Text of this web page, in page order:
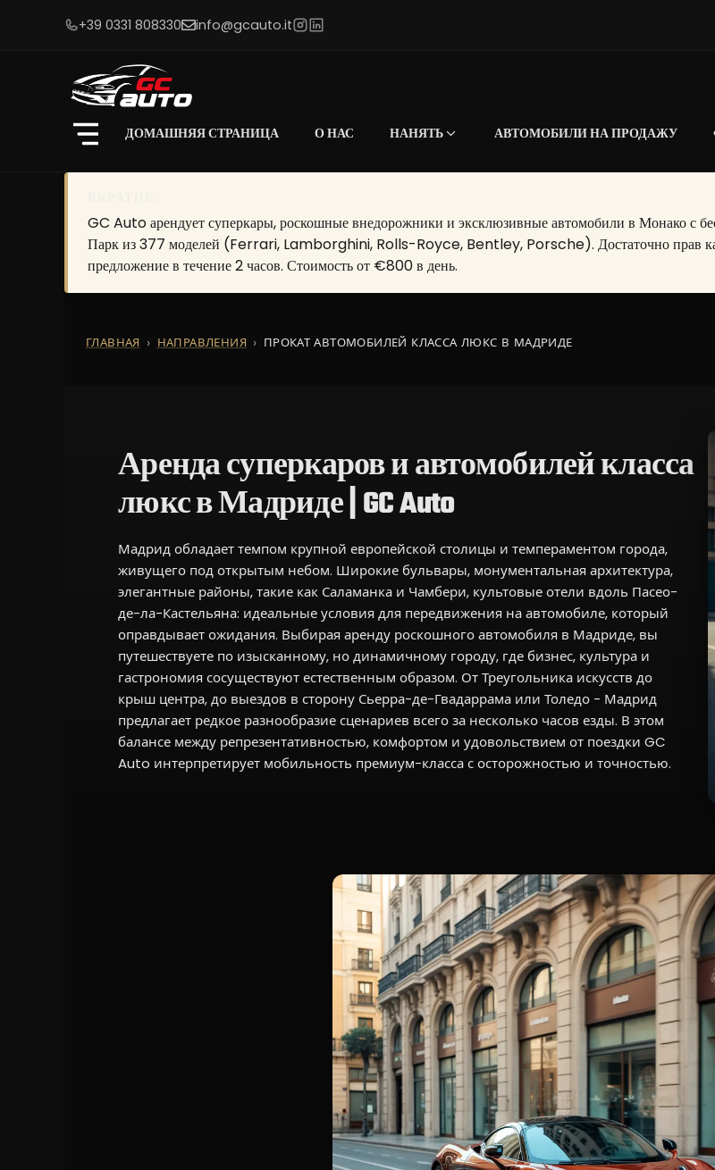
+39 0331 808330 info@gcauto.it
ДОМАШНЯЯ СТРАНИЦА О НАС НАНЯТЬ АВТОМОБИЛИ НА ПРОДАЖУ
GC Auto арендует суперкары, роскошные внедорожники и эксклюзивные автомобили в Монако с
Парк из 377 моделей (Ferrari, Lamborghini, Rolls-Royce, Bentley, Porsche). Достаточно прав
предложение в течение 2 часов. Стоимость от €800 в день.
ГЛАВНАЯ НАПРАВЛЕНИЯ ПРОКАТ АВТОМОБИЛЕЙ КЛАССА ЛЮКС В МАДРИДЕ
Аренда суперкаров и автомобилей класса
люкс в Мадриде | GC Auto
Мадрид обладает темпом крупной европейской столицы и темпераментом города,
живущего под открытым небом. Широкие бульвары, монументальная архитектура,
элегантные районы, такие как Саламанка и Чамбери, культовые отели вдоль Пасео-
де-ла-Кастельяна: идеальные условия для передвижения на автомобиле, который
оправдывает ожидания. Выбирая аренду роскошного автомобиля в Мадриде, вы
путешествуете по изысканному, но динамичному городу, где бизнес, культура и
гастрономия сосуществуют естественным образом. От Треугольника искусств до
крыш центра, до выездов в сторону Сьерра-де-Гвадаррама или Толедо - Мадрид
предлагает редкое разнообразие сценариев всего за несколько часов езды. В этом
балансе между репрезентативностью, комфортом и удовольствием от поездки GC
Auto интерпретирует мобильность премиум-класса с осторожностью и точностью.